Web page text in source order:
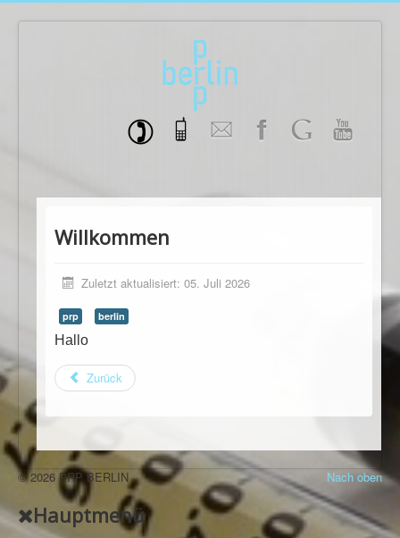
Willkommen
Zuletzt aktualisiert: 05. Juli 2026
prp berlin
Hallo
Zurück
Nach oben
© 2026 PRP BERLIN
Hauptmenü